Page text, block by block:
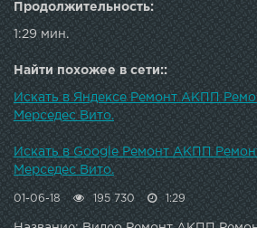
Продолжительность:
1:29 мин.
Найти похожее в сети::
Искать в Яндексе Ремонт АКПП
Мерседес Вито.
Искать в Google Ремонт АКПП
Мерседес Вито.
01-06-18 195 730 1:29